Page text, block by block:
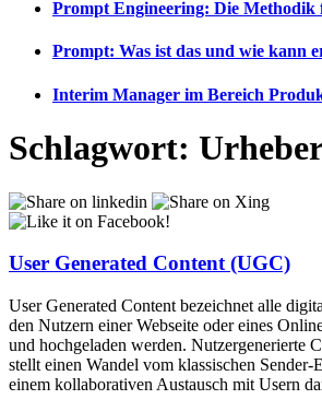
Prompt Engineering: Die Methodik
Prompt: Was ist das und wie kann
Interim Manager im Bereich
Schlagwort:
User Generated Content (UGC)
User Generated Content bezeichnet alle
den Nutzern einer Webseite oder eines
und hochgeladen werden. Nutzergenerierte
stellt einen Wandel vom klassischen
einem kollaborativen Austausch mit Usern